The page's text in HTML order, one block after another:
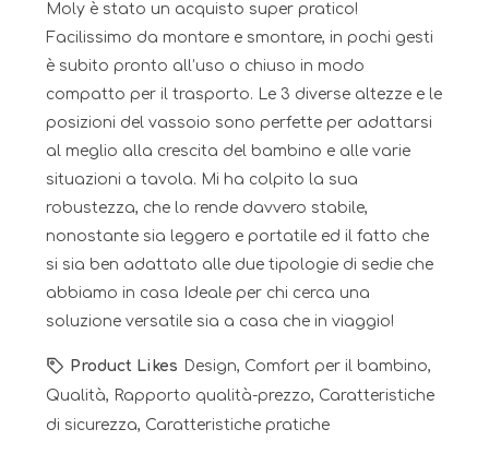
Moly è stato un acquisto super pratico!
Facilissimo da montare e smontare, in pochi gesti
è subito pronto all’uso o chiuso in modo
compatto per il trasporto. Le 3 diverse altezze e le
posizioni del vassoio sono perfette per adattarsi
al meglio alla crescita del bambino e alle varie
situazioni a tavola. Mi ha colpito la sua
robustezza, che lo rende davvero stabile,
nonostante sia leggero e portatile ed il fatto che
si sia ben adattato alle due tipologie di sedie che
abbiamo in casa Ideale per chi cerca una
soluzione versatile sia a casa che in viaggio!
Product Likes Design, Comfort per il bambino,
Qualità, Rapporto qualità-prezzo, Caratteristiche
di sicurezza, Caratteristiche pratiche